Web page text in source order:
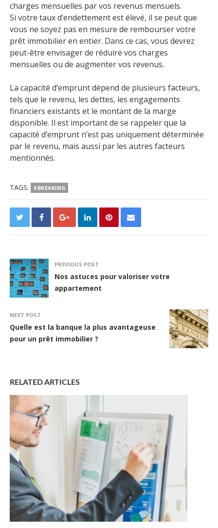
charges mensuelles par vos revenus mensuels.
Si votre taux d’endettement est élevé, il se peut que
vous ne soyez pas en mesure de rembourser votre
prêt immobilier en entier. Dans ce cas, vous devrez
peut-être envisager de réduire vos charges
mensuelles ou de augmenter vos revenus.
La capacité d’emprunt dépend de plusieurs facteurs,
tels que le revenu, les dettes, les engagements
financiers existants et le montant de la marge
disponible. Il est important de se rappeler que la
capacité d’emprunt n’est pas uniquement déterminée
par le revenu, mais aussi par les autres facteurs
mentionnés.
TAGS: #BREAKING
PREVIOUS POST
Nos astuces pour valoriser votre
appartement
NEXT POST
Quelle est la banque la plus avantageuse
pour un prêt immobilier ?
RELATED ARTICLES